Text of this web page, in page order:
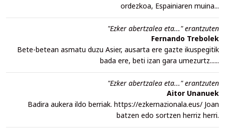
ordezkoa, Espainiaren muina...
"Ezker abertzalea eta..." erantzuten
Fernando Trebolek
Bete-betean asmatu duzu Asier, ausarta ere gazte ikuspegitik
bada ere, beti izan gara umezurtz......
"Ezker abertzalea eta..." erantzuten
Aitor Unanuek
Badira aukera ildo berriak. https://ezkernazionala.eus/ Joan
batzen edo sortzen herriz herri.